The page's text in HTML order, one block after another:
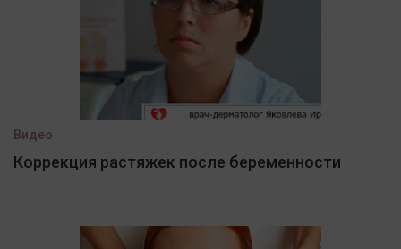
Видео
Коррекция растяжек после беременности